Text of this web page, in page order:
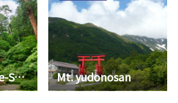
Hagurosan Five-Story Pagoda Mt. yudonosan